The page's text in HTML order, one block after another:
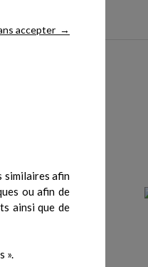
accepter →
similaires afin
ou afin de
ainsi que de
».